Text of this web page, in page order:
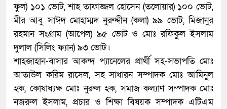
ফুল) ১০১ ভোট, শাহ তাফাজ্জল হোসেন (তলোয়ার) ১০০ ভোট,
মীর আবু সাঈদ মোহাম্মদ নুরুদ্দীন (কলা) ৯৯ ভোট, মিজানুর
রহমান সংগ্রাম (আপেল) ৯৫ ভোট ও মোঃ রফিকুল ইসলাম
দুলাল (সিলিং ফ্যান) ৯৩ ভোট।
শাহজাহান-বাসার আকন্দ প্যানেলের প্রার্থী সহ-সভাপতি মোঃ
আতাউল করিম রাসেল, সহ সাধারন সম্পাদক মোঃ আমিনুল
হক, কোষাধ্যক্ষ মোঃ নুরুল হক, সমাজ কল্যাণ সম্পাদক মোঃ
নজরুল ইসলাম, প্রচার ও শিক্ষা বিষয়ক সম্পাদক এটিএম